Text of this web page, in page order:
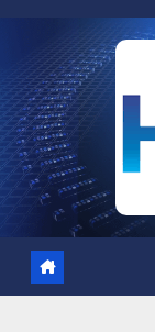
contenido